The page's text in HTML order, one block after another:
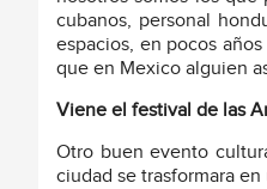
cubanos, personal
espacios, en pocos
que en Mexico alguien
Viene el festival de las
Otro buen evento
ciudad se trasformara